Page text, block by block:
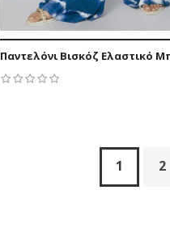
Παντελόνι Βισκόζ Ελαστικό
1 2